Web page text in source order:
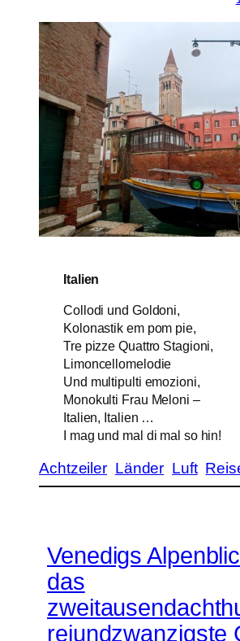
Italien
Collodi und Goldoni,
Kolonastik em pom pie,
Tre pizze Quattro Stagioni,
Limoncellomelodie
Und multipulti emozioni,
Monokulti Frau Meloni –
Italien, Italien …
I mag und mal di mal so hin!
Achtzeiler Länder Luft
Venedigs
das
reiundzwanzigste